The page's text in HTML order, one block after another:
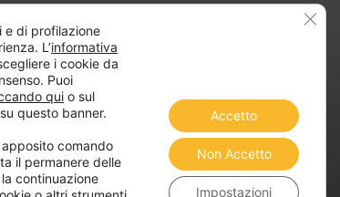
di Consulenza Certificata
e di profilazione
L’informativa
i cookie da
Puoi
qui o sul
questo banner.
comando
il permanere delle
continuazione
Accetto
Non Accetto
Impostazioni